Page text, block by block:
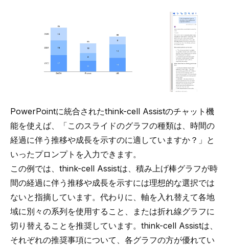
PowerPointに統合されたthink-cell Assistのチャット機
能を使えば、「このスライドのグラフの種類は、時間の
経過に伴う推移や成長を示すのに適していますか？」と
いったプロンプトを入力できます。
この例では、think-cell Assistは、積み上げ棒グラフが時
間の経過に伴う推移や成長を示すには理想的な選択では
ないと指摘しています。代わりに、軸を入れ替えて各地
域に別々の系列を使用すること、または折れ線グラフに
切り替えることを推奨しています。think-cell Assistは、
それぞれの推奨事項について、各グラフの方が優れてい